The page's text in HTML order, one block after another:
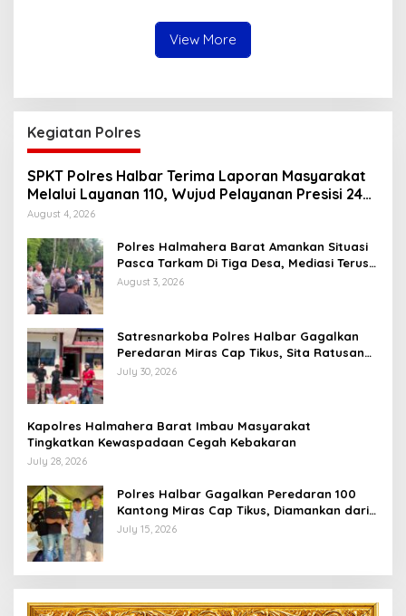
View More
Kegiatan Polres
SPKT Polres Halbar Terima Laporan Masyarakat
Melalui Layanan 110, Wujud Pelayanan Presisi 24
Jam
August 4, 2026
Polres Halmahera Barat Amankan Situasi
Pasca Tarkam Di Tiga Desa, Mediasi Terus
Dilakukan
August 3, 2026
Satresnarkoba Polres Halbar Gagalkan
Peredaran Miras Cap Tikus, Sita Ratusan
Kantong Barang Bukti
July 30, 2026
Kapolres Halmahera Barat Imbau Masyarakat
Tingkatkan Kewaspadaan Cegah Kebakaran
July 28, 2026
Polres Halbar Gagalkan Peredaran 100
Kantong Miras Cap Tikus, Diamankan dari
Perkebunan Desa Tosoa
July 15, 2026